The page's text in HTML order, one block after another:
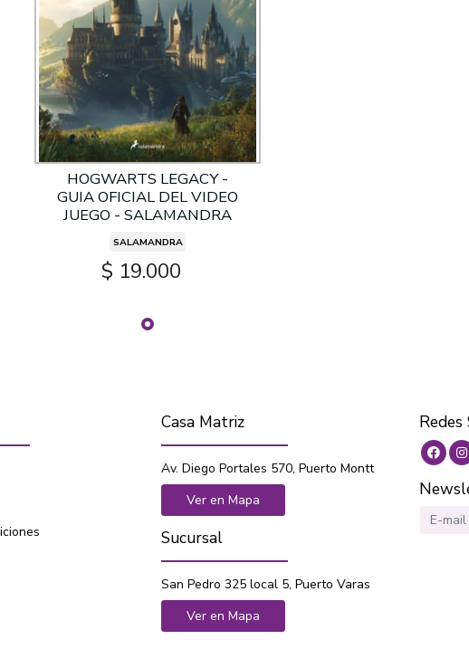
HOGWARTS LEGACY -
GUIA OFICIAL DEL VIDEO
JUEGO - SALAMANDRA
SALAMANDRA
$ 19.000
Casa Matriz
Av. Diego Portales 570, Puerto Montt
Ver en Mapa
Sucursal
San Pedro 325 local 5, Puerto Varas
Ver en Mapa
Redes